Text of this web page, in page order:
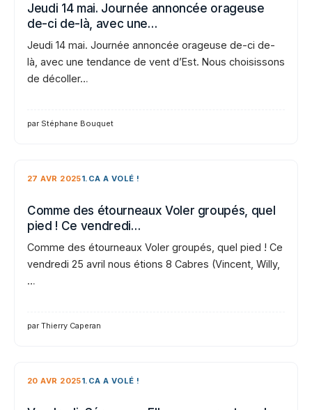
Jeudi 14 mai. Journée annoncée orageuse
de-ci de-là, avec une…
Jeudi 14 mai. Journée annoncée orageuse de-ci de-
là, avec une tendance de vent d’Est. Nous choisissons
de décoller…
par Stéphane Bouquet
27 AVR 20251.CA A VOLÉ !
Comme des étourneaux Voler groupés, quel
pied ! Ce vendredi…
Comme des étourneaux Voler groupés, quel pied ! Ce
vendredi 25 avril nous étions 8 Cabres (Vincent, Willy,
…
par Thierry Caperan
20 AVR 20251.CA A VOLÉ !